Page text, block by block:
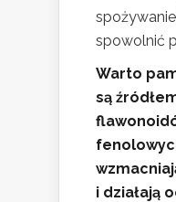
spowolnić
Warto
są
i działają